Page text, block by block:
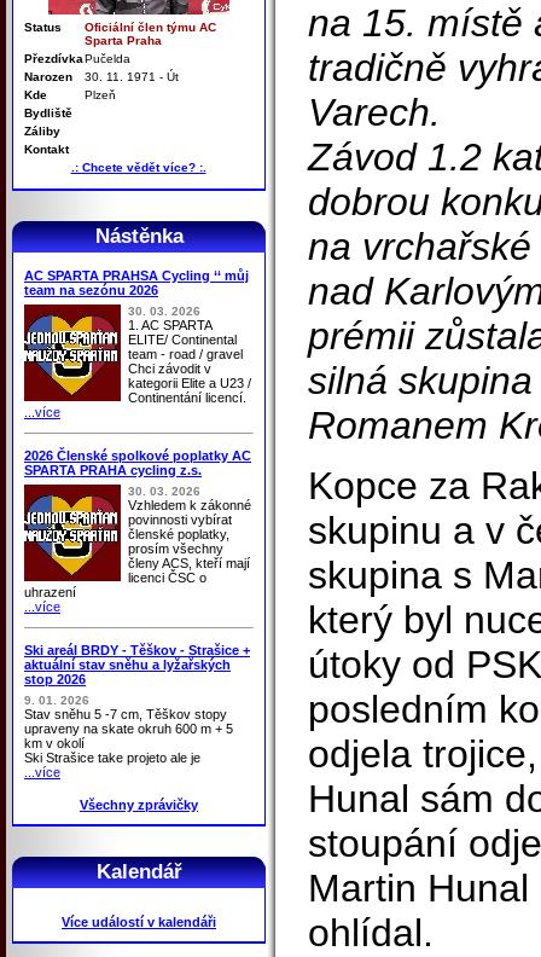
Status
Oficiální člen týmu AC
Sparta Praha
PřezdívkaPučelda
Narozen
30. 11. 1971 - Út
Kde
Plzeň
Bydliště
Záliby
Kontakt
.: Chcete vědět více? :.
Nástěnka
AC SPARTA PRAHSA Cycling ‘‘ můj
team na sezónu 2026
30. 03. 2026
1. AC SPARTA
ELITE/ Continental
team - road / gravel
Chci závodit v
kategorii Elite a U23 /
Continentání licencí.
...více
2026 Členské spolkové poplatky AC
SPARTA PRAHA cycling z.s.
30. 03. 2026
Vzhledem k zákonné
povinnosti vybírat
členské poplatky,
prosím všechny
členy ACS, kteří mají
licenci ČSC o
uhrazení
...více
Ski areál BRDY - Těškov - Strašice +
aktuální stav sněhu a lyžařských
stop 2026
9. 01. 2026
Stav sněhu 5 -7 cm, Těškov stopy
upraveny na skate okruh 600 m + 5
km v okolí
Ski Strašice take projeto ale je
...více
Všechny zprávičky
Kalendář
Více událostí v kalendáři
na 15. místě
tradičně
Varech.
Závod 1.2
dobrou
na
nad
prémii
silná
Romanem
Kopce za
skupinu a v
skupina s
který byl
útoky od
posledním
odjela
Hunal sám
stoupání
Martin
ohlídal.